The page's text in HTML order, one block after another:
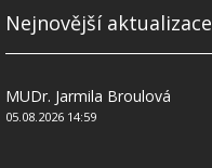
Nejnovější aktualizace
MUDr. Jarmila Broulová
05.08.2026 14:59